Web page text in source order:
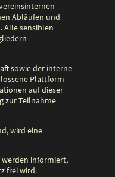
Abläufen und
Alle sensiblen
sowie der interne
Plattform
auf dieser
zur Teilnahme
wird eine
werden informiert,
frei wird.